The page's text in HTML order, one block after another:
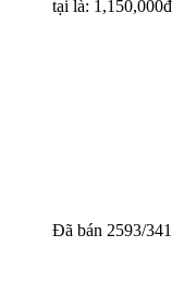
tại là:
Đã bán 2593/